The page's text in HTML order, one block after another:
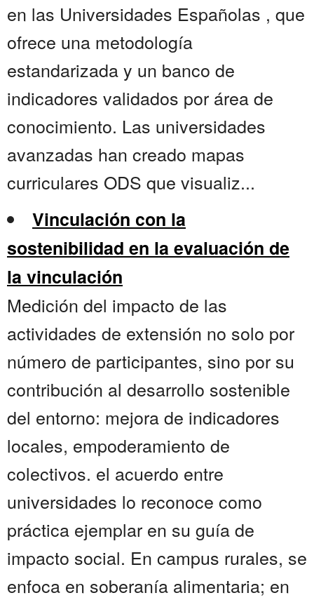
en las Universidades Españolas , que
ofrece una metodología
estandarizada y un banco de
indicadores validados por área de
conocimiento. Las universidades
avanzadas han creado mapas
curriculares ODS que visualiz...
Vinculación con la
sostenibilidad en la evaluación de
la vinculación
Medición del impacto de las
actividades de extensión no solo por
número de participantes, sino por su
contribución al desarrollo sostenible
del entorno: mejora de indicadores
locales, empoderamiento de
colectivos. el acuerdo entre
universidades lo reconoce como
práctica ejemplar en su guía de
impacto social. En campus rurales, se
enfoca en soberanía alimentaria; en